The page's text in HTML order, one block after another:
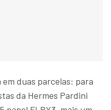
duas parcelas: para
da Hermes Pardini